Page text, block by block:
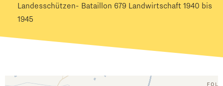
Landesschützen- Bataillon 679 Landwirtschaft 1940 bis
1945